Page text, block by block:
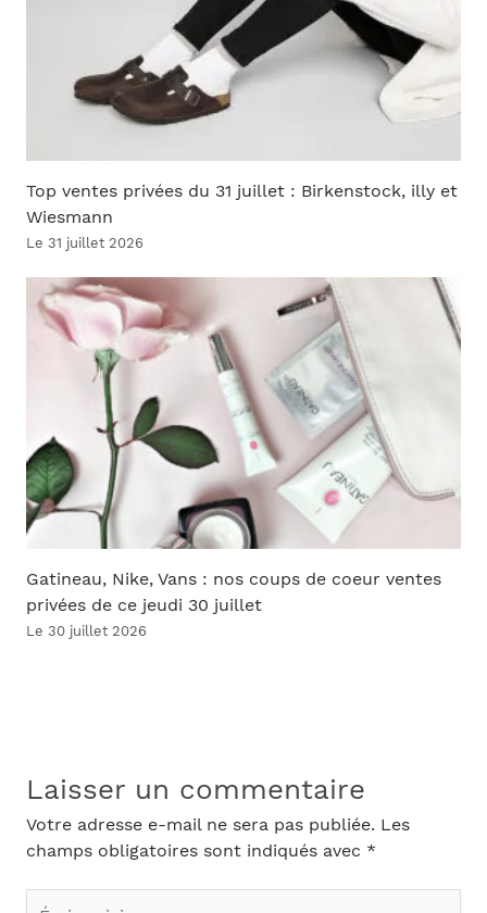
Top ventes privées du 31 juillet : Birkenstock, illy et
Wiesmann
Le 31 juillet 2026
Gatineau, Nike, Vans : nos coups de coeur ventes
privées de ce jeudi 30 juillet
Le 30 juillet 2026
Laisser un commentaire
Votre adresse e-mail ne sera pas publiée. Les
champs obligatoires sont indiqués avec *
Écrivez